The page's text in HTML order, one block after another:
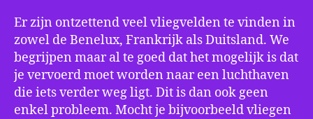
Er zijn ontzettend veel vliegvelden te vinden in
zowel de Benelux, Frankrijk als Duitsland. We
begrijpen maar al te goed dat het mogelijk is dat
je vervoerd moet worden naar een luchthaven
die iets verder weg ligt. Dit is dan ook geen
enkel probleem. Mocht je bijvoorbeeld vliegen